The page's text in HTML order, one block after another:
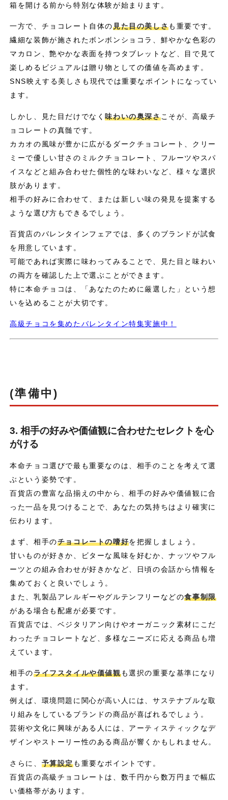
箱を開ける前から特別な体験が始まります。
一方で、チョコレート自体の見た目の美しさも重要です。
繊細な装飾が施されたボンボンショコラ、鮮やかな色彩の
マカロン、艶やかな表面を持つタブレットなど、目で見て
楽しめるビジュアルは贈り物としての価値を高めます。
SNS映えする美しさも現代では重要なポイントになってい
ます。
しかし、見た目だけでなく味わいの奥深さこそが、高級チ
ョコレートの真髄です。
カカオの風味が豊かに広がるダークチョコレート、クリー
ミーで優しい甘さのミルクチョコレート、フルーツやスパ
イスなどと組み合わせた個性的な味わいなど、様々な選択
肢があります。
相手の好みに合わせて、または新しい味の発見を提案する
ような選び方もできるでしょう。
百貨店のバレンタインフェアでは、多くのブランドが試食
を用意しています。
可能であれば実際に味わってみることで、見た目と味わい
の両方を確認した上で選ぶことができます。
特に本命チョコは、「あなたのために厳選した」という想
いを込めることが大切です。
高級チョコを集めたバレンタイン特集実施中！
(準備中)
3. 相手の好みや価値観に合わせたセレクトを心
がける
本命チョコ選びで最も重要なのは、相手のことを考えて選
ぶという姿勢です。
百貨店の豊富な品揃えの中から、相手の好みや価値観に合
った一品を見つけることで、あなたの気持ちはより確実に
伝わります。
まず、相手のチョコレートの嗜好を把握しましょう。
甘いものが好きか、ビターな風味を好むか、ナッツやフル
ーツとの組み合わせが好きかなど、日頃の会話から情報を
集めておくと良いでしょう。
また、乳製品アレルギーやグルテンフリーなどの食事制限
がある場合も配慮が必要です。
百貨店では、ベジタリアン向けやオーガニック素材にこだ
わったチョコレートなど、多様なニーズに応える商品も増
えています。
相手のライフスタイルや価値観も選択の重要な基準になり
ます。
例えば、環境問題に関心が高い人には、サステナブルな取
り組みをしているブランドの商品が喜ばれるでしょう。
芸術や文化に興味がある人には、アーティスティックなデ
ザインやストーリー性のある商品が響くかもしれません。
さらに、 予算設定も重要なポイントです。
百貨店の高級チョコレートは、数千円から数万円まで幅広
い価格帯があります。